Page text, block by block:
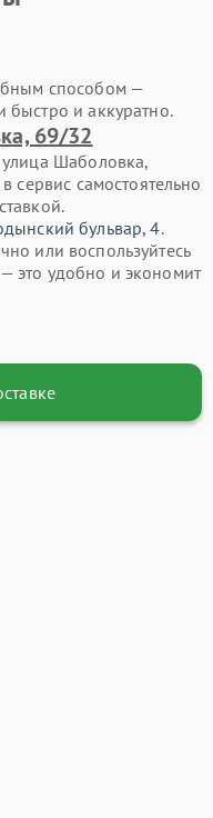
способом —
и аккуратно.
69/32
Шаболовка,
сервис самостоятельно
бульвар, 4.
или воспользуйтесь
это удобно и экономит